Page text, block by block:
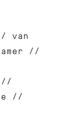
van
//
//
//